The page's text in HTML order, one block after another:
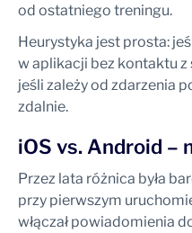
od ostatniego treningu.
Heurystyka jest prosta:
w aplikacji bez kontaktu z
jeśli zależy od zdarzenia
zdalnie.
iOS vs. Android –
Przez lata różnica była
przy pierwszym
włączał powiadomienia